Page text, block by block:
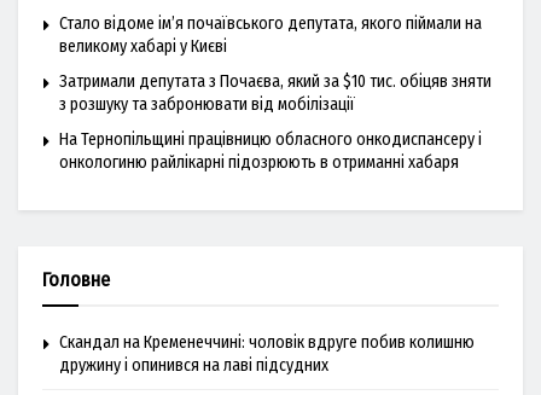
Стало відоме ім’я почаївського депутата, якого піймали на
великому хабарі у Києві
Затримали депутата з Почаєва, який за $10 тис. обіцяв зняти
з розшуку та забронювати від мобілізації
На Тернопільщині працівницю обласного онкодиспансеру і
онкологиню райлікарні підозрюють в отриманні хабаря
Головне
Скандал на Кременеччині: чоловік вдруге побив колишню
дружину і опинився на лаві підсудних